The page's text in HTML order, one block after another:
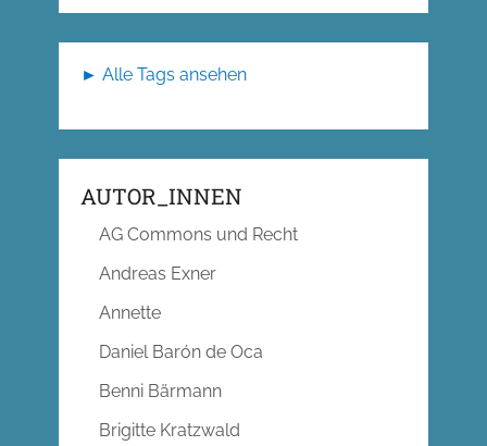
► Alle Tags ansehen
AUTOR_INNEN
AG Commons und Recht
Andreas Exner
Annette
Daniel Barón de Oca
Benni Bärmann
Brigitte Kratzwald